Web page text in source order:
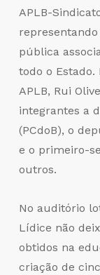
APLB-
pública
todo o
APLB, Rui
integrantes a
(PCdoB), o
e o primeiro-
outros.
No auditório
Lídice não
obtidos na
criação de